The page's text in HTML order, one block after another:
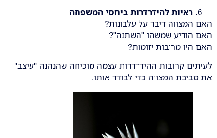
ראיות להידרדרות ביחסי המשפחה
האם המצווה דיבר על עלבונות?
האם הודיע שמשהו "השתנה"?
האם היו מריבות יזומות?
לעיתים קרובות ההידרדרות עצמה מוכיחה שהנהנה "עיצב"
את סביבת המצווה כדי לבודד אותו.